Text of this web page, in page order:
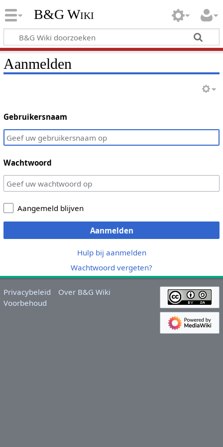
B&G Wiki
Aanmelden
Gebruikersnaam
Wachtwoord
Aangemeld blijven
Aanmelden
Hulp bij aanmelden
Wachtwoord vergeten?
Privacybeleid
Over B&G Wiki
Voorbehoud